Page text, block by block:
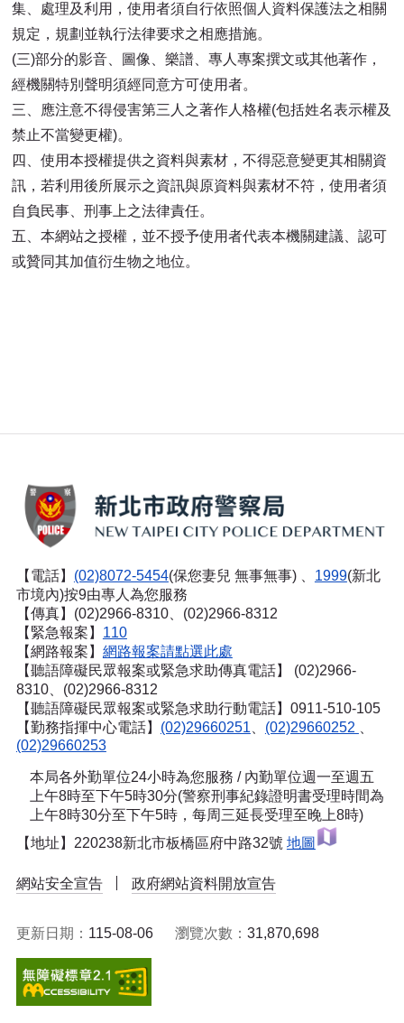
集、處理及利用，使用者須自行依照個人資料保護法之相關
規定，規劃並執行法律要求之相應措施。
(三)部分的影音、圖像、樂譜、專人專案撰文或其他著作，
經機關特別聲明須經同意方可使用者。
三、應注意不得侵害第三人之著作人格權(包括姓名表示權及
禁止不當變更權)。
四、使用本授權提供之資料與素材，不得惡意變更其相關資
訊，若利用後所展示之資訊與原資料與素材不符，使用者須
自負民事、刑事上之法律責任。
五、本網站之授權，並不授予使用者代表本機關建議、認可
或贊同其加值衍生物之地位。
【電話】 (02)8072-5454(保您妻兒 無事無事) 、 1999(新北
市境內)按9由專人為您服務
【傳真】(02)2966-8310、(02)2966-8312
【緊急報案】 110
【網路報案】 網路報案請點選此處
【聽語障礙民眾報案或緊急求助傳真電話】
(02)2966-
8310、(02)2966-8312
【聽語障礙民眾報案或緊急求助行動電話】0911-510-105
【勤務指揮中心電話】 (02)29660251 (02)29660252
(02)29660253
本局各外勤單位24小時為您服務 / 內勤單位週一至週五
上午8時至下午5時30分(警察刑事紀錄證明書受理時間為
上午8時30分至下午5時，每周三延長受理至晚上8時)
【地址】220238新北市板橋區府中路32號 地圖
網站安全宣告 政府網站資料開放宣告
更新日期： 115-08-06 瀏覽次數： 31,870,698